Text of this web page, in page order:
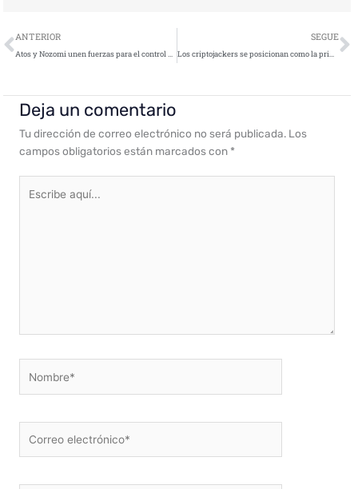
Ant
ANTERIOR
Atos y Nozomi unen fuerzas para el control de sistemas para acabar con los ciberataques
SEGUE
Los criptojackers se posicionan como la principal ciberamenaza de 2018
Deja un comentario
Tu dirección de correo electrónico no será publicada. Los
campos obligatorios están marcados con *
aquí...
electrónico*